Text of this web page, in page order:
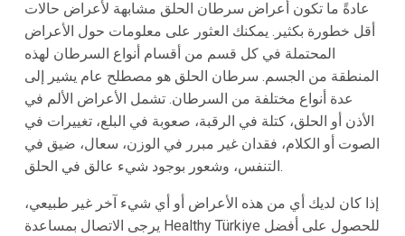
عادةً ما تكون أعراض سرطان الحلق مشابهة لأعراض حالات
أقل خطورة بكثير. يمكنك العثور على معلومات حول الأعراض
المحتملة في كل قسم من أقسام أنواع السرطان لهذه
المنطقة من الجسم. سرطان الحلق هو مصطلح عام يشير إلى
عدة أنواع مختلفة من السرطان. تشمل الأعراض الألم في
الأذن أو الحلق، كتلة في الرقبة، صعوبة في البلع، تغييرات في
الصوت أو الكلام، فقدان غير مبرر في الوزن، سعال، ضيق في
التنفس، وشعور بوجود شيء عالق في الحلق.
إذا كان لديك أي من هذه الأعراض أو أي شيء آخر غير طبيعي،
يرجى الاتصال بمساعدة Healthy Türkiye للحصول على أفضل